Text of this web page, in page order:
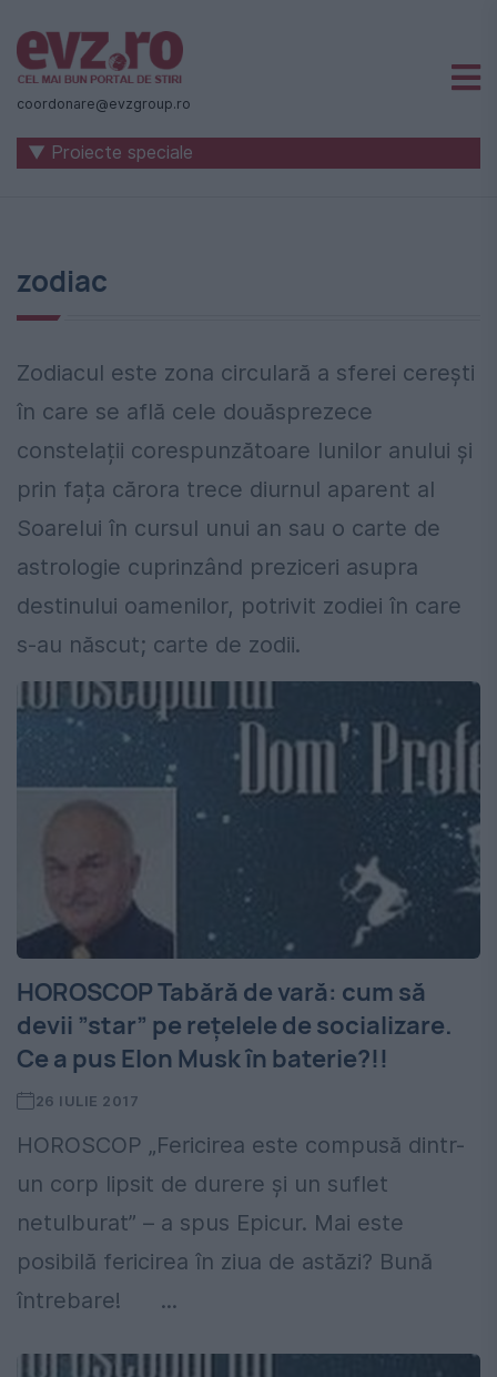
Știri
naționale
internaționale
-
Evenimentul
Zilei
coordonare@evzgroup.ro
▼ Proiecte speciale
zodiac
Zodiacul este zona circulară a sferei cerești
în care se află cele douăsprezece
constelații corespunzătoare lunilor anului și
prin fața cărora trece diurnul aparent al
Soarelui în cursul unui an sau o carte de
astrologie cuprinzând preziceri asupra
destinului oamenilor, potrivit zodiei în care
s-au născut; carte de zodii.
HOROSCOP Tabără de vară: cum să
devii ”star” pe rețelele de socializare.
Ce a pus Elon Musk în baterie?!!
26 IULIE 2017
HOROSCOP „Fericirea este compusă dintr-
un corp lipsit de durere şi un suflet
netulburat” – a spus Epicur. Mai este
posibilă fericirea în ziua de astăzi? Bună
întrebare! ...